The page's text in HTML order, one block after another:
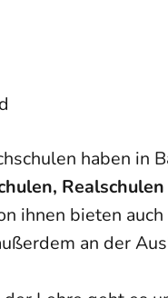
haben
ihnen bieten
an der